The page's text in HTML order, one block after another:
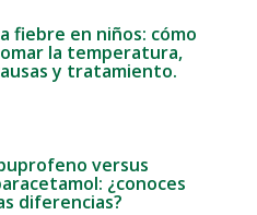
fiebre en niños: cómo
la temperatura,
y tratamiento.
versus
¿conoces
diferencias?